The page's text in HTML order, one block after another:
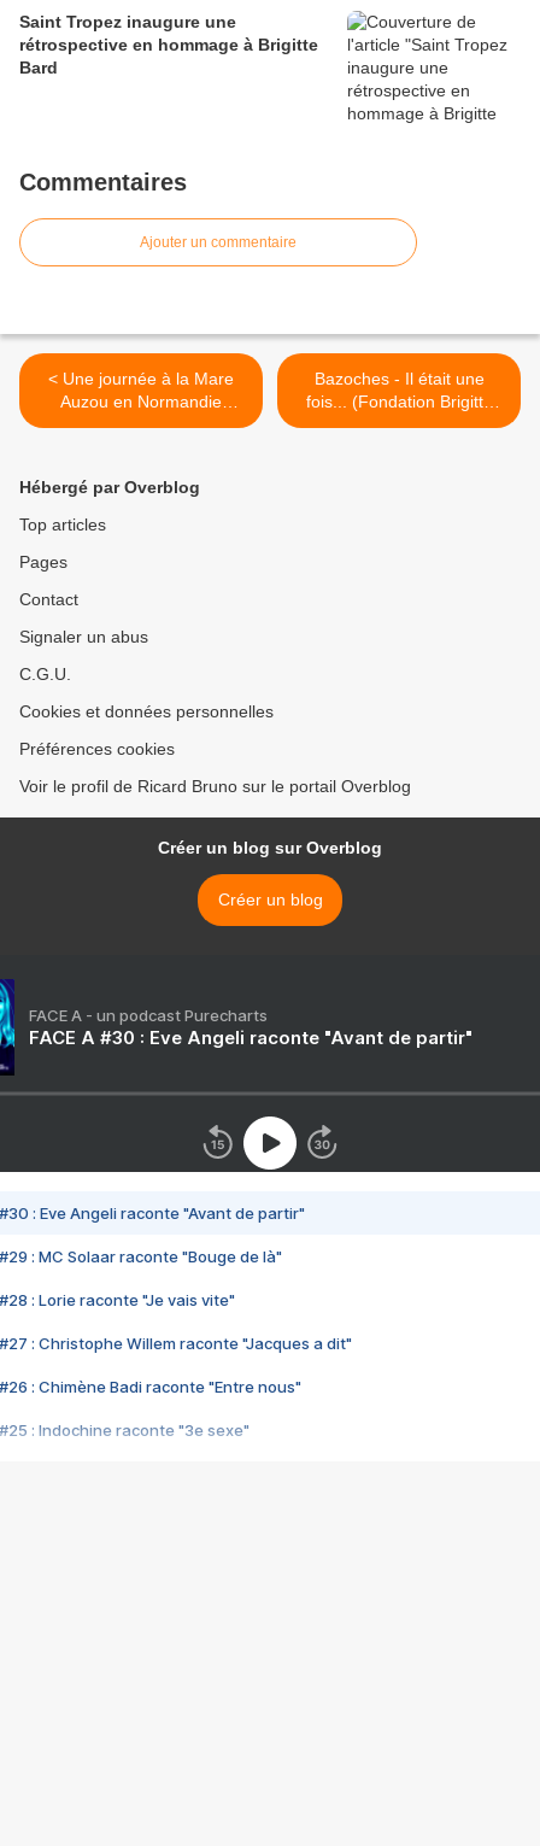
Saint Tropez inaugure une
rétrospective en hommage à Brigitte
Bard
Commentaires
Ajouter un commentaire
< Une journée à la Mare
Auzou en Normandie
(Fondation Brigitte Bardot)
Bazoches - Il était une
fois... (Fondation Brigitte
Bardot) >
Hébergé par Overblog
Top articles
Pages
Contact
Signaler un abus
C.G.U.
Cookies et données personnelles
Préférences cookies
Voir le profil de Ricard Bruno sur le portail Overblog
Créer un blog sur Overblog
Créer un blog
FACE A - un podcast Purecharts
FACE A #30 : Eve Angeli raconte "Avant de partir"
#30 : Eve Angeli raconte "Avant de partir"
#29 : MC Solaar raconte "Bouge de là"
#28 : Lorie raconte "Je vais vite"
#27 : Christophe Willem raconte "Jacques a dit"
#26 : Chimène Badi raconte "Entre nous"
#25 : Indochine raconte "3e sexe"